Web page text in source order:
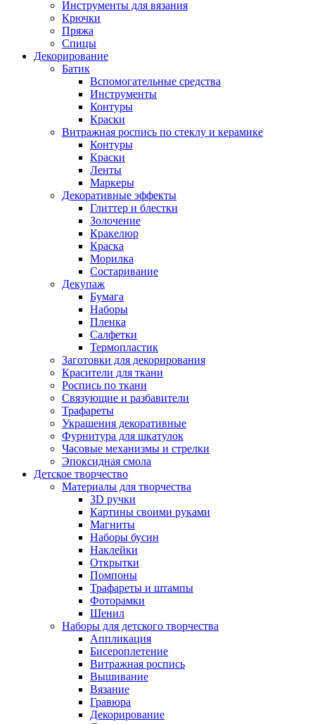
Инструменты для вязания
Крючки
Пряжа
Спицы
Декорирование
Батик
Вспомогательные средства
Инструменты
Контуры
Краски
Витражная роспись по стеклу и керамике
Контуры
Краски
Ленты
Маркеры
Декоративные эффекты
Глиттер и блестки
Золочение
Кракелюр
Краска
Морилка
Состаривание
Декупаж
Бумага
Наборы
Пленка
Салфетки
Термопластик
Заготовки для декорирования
Красители для ткани
Роспись по ткани
Связующие и разбавители
Трафареты
Украшения декоративные
Фурнитура для шкатулок
Часовые механизмы и стрелки
Эпоксидная смола
Детское творчество
Материалы для творчества
3D ручки
Картины своими руками
Магниты
Наборы бусин
Наклейки
Открытки
Помпоны
Трафареты и штампы
Фоторамки
Шенил
Наборы для детского творчества
Аппликация
Бисероплетение
Витражная роспись
Вышивание
Вязание
Гравюра
Декорирование